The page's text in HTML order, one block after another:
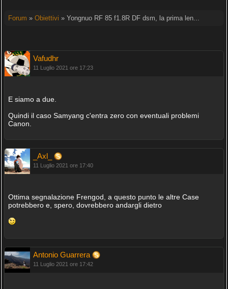
Forum » Obiettivi » Yongnuo RF 85 f1.8R DF dsm, la prima len...
Vafudhr
11 Luglio 2021 ore 17:23
E siamo a due.
Quindi il caso Samyang c'entra zero con eventuali problemi
Canon.
_Axl_
11 Luglio 2021 ore 17:40
Ottima segnalazione Frengod, a questo punto le altre Case
potrebbero e, spero, dovrebbero andargli dietro
Antonio Guarrera
11 Luglio 2021 ore 17:42